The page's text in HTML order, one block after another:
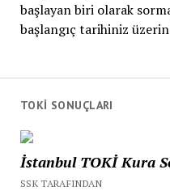
başlayan biri olarak
başlangıç tarihiniz
TOKİ SONUÇLARI
İstanbul TOKİ Kura
SSK TARAFINDAN